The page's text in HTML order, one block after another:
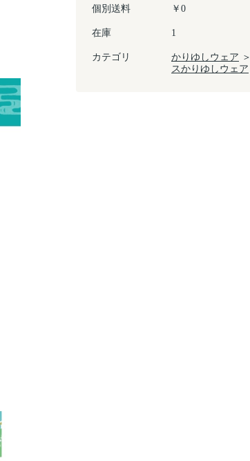
個別送料 ￥0
在庫 1
カテゴリ かりゆしウェア ＞
スかりゆしウェア